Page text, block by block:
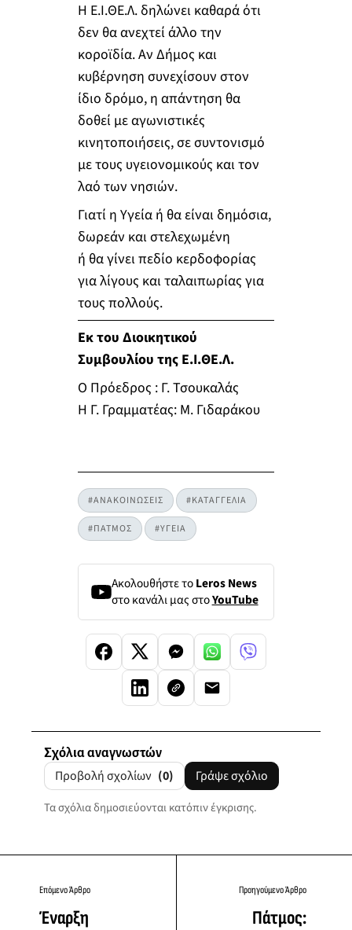
Η Ε.Ι.ΘΕ.Λ. δηλώνει καθαρά ότι
δεν θα ανεχτεί άλλο την
κοροϊδία. Αν Δήμος και
κυβέρνηση συνεχίσουν στον
ίδιο δρόμο, η απάντηση θα
δοθεί με αγωνιστικές
κινητοποιήσεις, σε συντονισμό
με τους υγειονομικούς και τον
λαό των νησιών.
Γιατί η Υγεία ή θα είναι δημόσια,
δωρεάν και στελεχωμένη
ή θα γίνει πεδίο κερδοφορίας
για λίγους και ταλαιπωρίας για
τους πολλούς.
Εκ του Διοικητικού
Συμβουλίου της Ε.Ι.ΘΕ.Λ.
Ο Πρόεδρος : Γ. Τσουκαλάς
Η Γ. Γραμματέας: Μ. Γιδαράκου
#ΑΝΑΚΟΙΝΩΣΕΙΣ #ΚΑΤΑΓΓΕΛΙΑ
#ΠΑΤΜΟΣ #ΥΓΕΙΑ
Ακολουθήστε τοLeros News
στο κανάλι μας στοYouTube
Σχόλια αναγνωστών
Προβολή σχολίων (0) Γράψε σχόλιο
Τα σχόλια δημοσιεύονται κατόπιν έγκρισης.
Επόμενο Άρθρο
Έναρξη
Προηγούμενο Άρθρο
Πάτμος: